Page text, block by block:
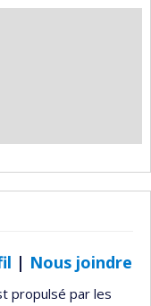
| Nous joindre
propulsé par les